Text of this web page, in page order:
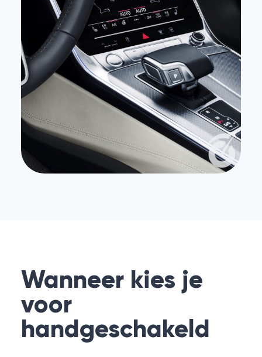
Wanneer kies je
voor
handgeschakeld